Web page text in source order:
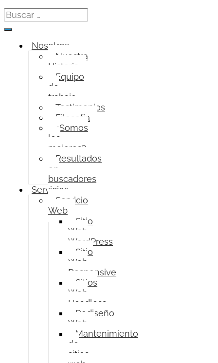
Search
for:
Nosotros
Nuestra
Historia
Equipo
de
trabajo
Testimonios
Filosofía
¿Somos
los
mejores?
Resultados
en
buscadores
Servicios
Servicio
Web
Sitio
Web
WordPress
Sitio
Web
Responsive
Sitios
Web
Headless
Rediseño
Web
Mantenimiento
de
sitios